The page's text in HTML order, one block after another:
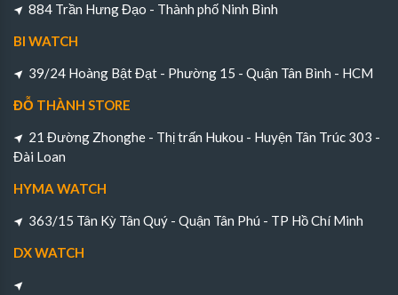
884 Trần Hưng Đạo - Thành phố Ninh Bình
BI WATCH
39/24 Hoàng Bật Đạt - Phường 15 - Quận Tân Bình - HCM
ĐỖ THÀNH STORE
21 Đường Zhonghe - Thị trấn Hukou - Huyện Tân Trúc 303 -
Đài Loan
HYMA WATCH
363/15 Tân Kỳ Tân Quý - Quận Tân Phú - TP Hồ Chí Minh
DX WATCH